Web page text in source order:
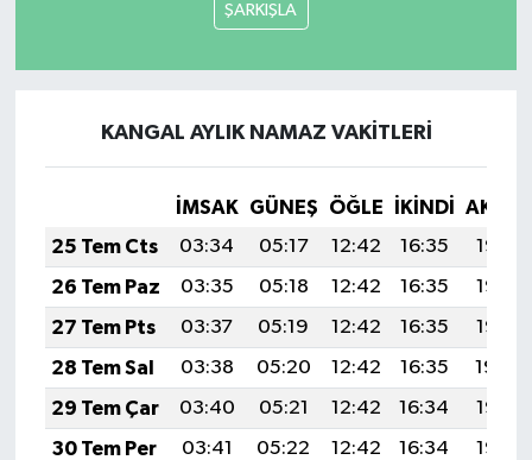
ŞARKIŞLA
KANGAL AYLIK NAMAZ VAKITLERI
İMSAK GÜNEŞ ÖĞLE İKINDI
25 Tem Cts
03:34 05:17 12:42 16:35
19:57
26 Tem Paz
03:35 05:18 12:42 16:35
19:56
27 Tem Pts
03:37 05:19 12:42 16:35
19:55
28 Tem Sal
03:38 05:20 12:42 16:35
19:54
29 Tem Çar
03:40 05:21 12:42 16:34
19:53
30 Tem Per
03:41 05:22 12:42 16:34
19:52